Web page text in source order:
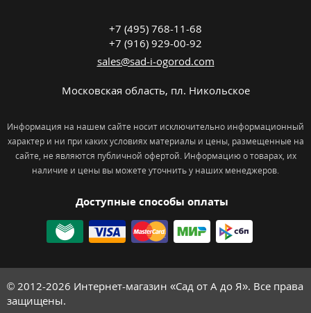
Доступные способы оплаты
+7 (495) 768-11-68
+7 (916) 929-00-92
sales@sad-i-ogorod.com
Московская область, пл. Никольcкое
Информация на нашем сайте носит исключительно информационный
характер и ни при каких условиях материалы и цены, размещенные на
сайте, не являются публичной офертой. Информацию о товарах, их
наличие и цены вы можете уточнить у наших менеджеров.
© 2012-2026 Интернет-магазин «Сад от А до Я». Все права
защищены.